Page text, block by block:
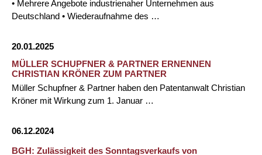
• Mehrere Angebote industrienaher Unternehmen aus
Deutschland • Wiederaufnahme des …
20.01.2025
MÜLLER SCHUPFNER & PARTNER ERNENNEN
CHRISTIAN KRÖNER ZUM PARTNER
Müller Schupfner & Partner haben den Patentanwalt Christian
Kröner mit Wirkung zum 1. Januar …
06.12.2024
BGH: Zulässigkeit des Sonntagsverkaufs von